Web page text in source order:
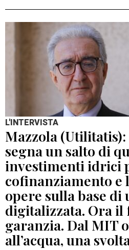
L'INTERVISTA
Mazzola (Utilitatis):
segna un salto di
investimenti idrici
cofinanziamento e
opere sulla base di
digitalizzata. Ora il
garanzia. Dal MIT
all’acqua, una